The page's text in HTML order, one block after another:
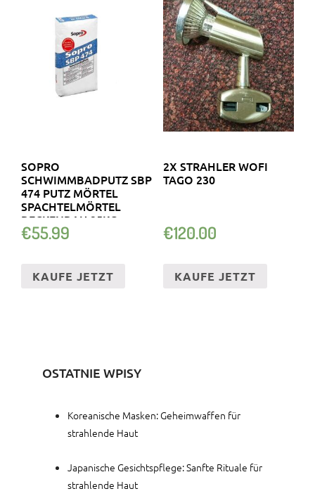
SOPRO
SCHWIMMBADPUTZ SBP
474 PUTZ MÖRTEL
SPACHTELMÖRTEL
BECKENBAU 25KG
€55.99
KAUFE JETZT
2X STRAHLER WOFI
TAGO 230
€120.00
KAUFE JETZT
OSTATNIE WPISY
Koreanische Masken: Geheimwaffen für
strahlende Haut
Japanische Gesichtspflege: Sanfte Rituale für
strahlende Haut